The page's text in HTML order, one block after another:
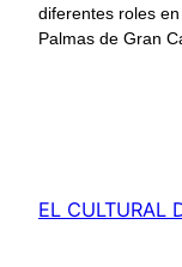
diferentes roles
Palmas de Gran
EL CULTURAL